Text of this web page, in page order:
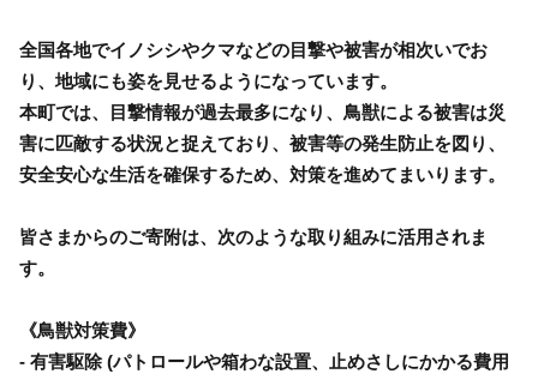
全国各地でイノシシやクマなどの目撃や被害が相次いでお
り、地域にも姿を見せるようになっています。
本町では、目撃情報が過去最多になり、鳥獣による被害は災
害に匹敵する状況と捉えており、被害等の発生防止を図り、
安全安心な生活を確保するため、対策を進めてまいります。
皆さまからのご寄附は、次のような取り組みに活用されま
す。
《鳥獣対策費》
- 有害駆除 (パトロールや箱わな設置、止めさしにかかる費用